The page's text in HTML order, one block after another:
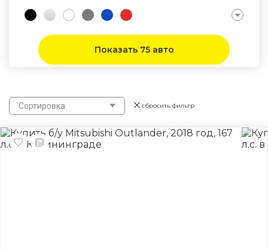
Показать 75 авто
Сортировка сбросить фильтр